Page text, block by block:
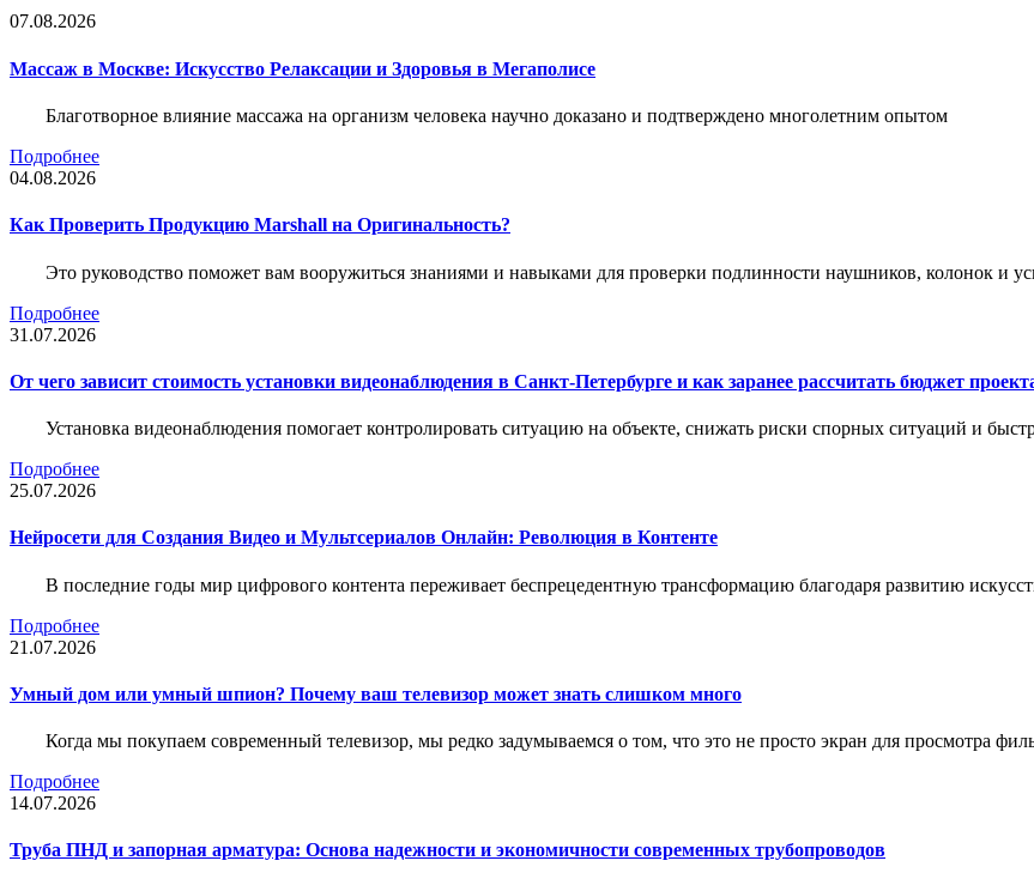
07.08.2026
Массаж в Москве: Искусство Релаксации и Здоровья в Мегаполисе
Благотворное влияние массажа на организм человека научно доказано и подтверждено многолетним опытом
Подробнее
04.08.2026
Как Проверить Продукцию Marshall на Оригинальность?
Это руководство поможет вам вооружиться знаниями и навыками для проверки подлинности наушников, колонок и
Подробнее
31.07.2026
От чего зависит стоимость установки видеонаблюдения в Санкт-Петербурге и как заранее рассчитать бюджет
Установка видеонаблюдения помогает контролировать ситуацию на объекте, снижать риски спорных ситуаций и
Подробнее
25.07.2026
Нейросети для Создания Видео и Мультсериалов Онлайн: Революция в Контенте
В последние годы мир цифрового контента переживает беспрецедентную трансформацию благодаря развитию
Подробнее
21.07.2026
Умный дом или умный шпион? Почему ваш телевизор может знать слишком много
Когда мы покупаем современный телевизор, мы редко задумываемся о том, что это не просто экран для просмотра
Подробнее
14.07.2026
Труба ПНД и запорная арматура: Основа надежности и экономичности современных трубопроводов